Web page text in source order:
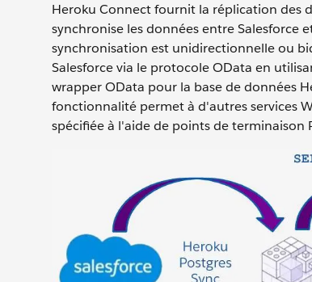
Heroku Connect fournit la réplication des
synchronise les données entre Salesforce
synchronisation est unidirectionnelle ou
Salesforce via le protocole OData en
wrapper OData pour la base de données
fonctionnalité permet à d'autres services
spécifiée à l'aide de points de terminaison